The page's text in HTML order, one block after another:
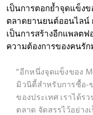
เป็นการตอกย้ำจุดแข็ง
ตลาดยานยนต์ออนไลน์
เป็นการสร้างอีกแพลต
ความต้องการของคนรั
“อีกหนึ่งจุดแข็งของ
มิวนิตี้สำหรับการซื้อ-
ของประเทศ เราได้
ตลาด จัดสรรไว้อย่า